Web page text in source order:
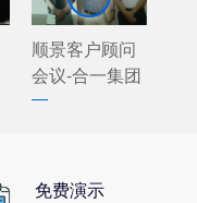
顺景客户顾问
会议-合一集团
免费演示